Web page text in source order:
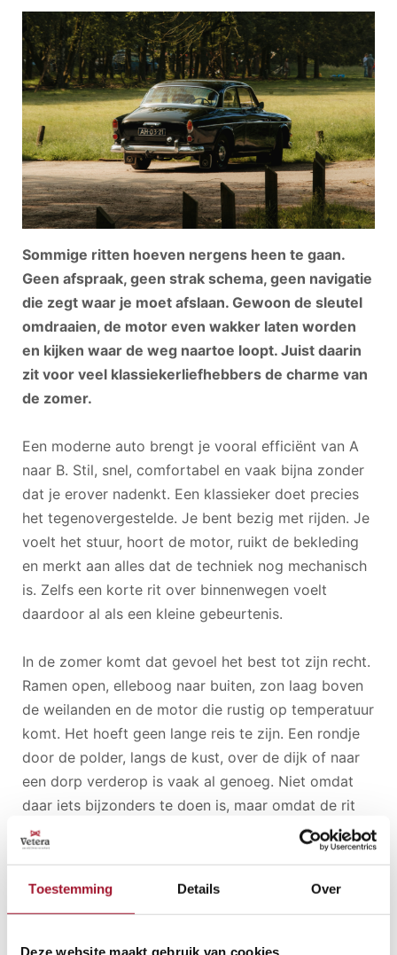
Toestemming Details Over
Deze website maakt gebruik van cookies
Sommige ritten hoeven nergens heen te gaan.
Geen afspraak, geen strak schema, geen navigatie
die zegt waar je moet afslaan. Gewoon de sleutel
omdraaien, de motor even wakker laten worden
en kijken waar de weg naartoe loopt. Juist daarin
zit voor veel klassiekerliefhebbers de charme van
de zomer.
Een moderne auto brengt je vooral efficiënt van A
naar B. Stil, snel, comfortabel en vaak bijna zonder
dat je erover nadenkt. Een klassieker doet precies
het tegenovergestelde. Je bent bezig met rijden. Je
voelt het stuur, hoort de motor, ruikt de bekleding
en merkt aan alles dat de techniek nog mechanisch
is. Zelfs een korte rit over binnenwegen voelt
daardoor al als een kleine gebeurtenis.
In de zomer komt dat gevoel het best tot zijn recht.
Ramen open, elleboog naar buiten, zon laag boven
de weilanden en de motor die rustig op temperatuur
komt. Het hoeft geen lange reis te zijn. Een rondje
door de polder, langs de kust, over de dijk of naar
een dorp verderop is vaak al genoeg. Niet omdat
daar iets bijzonders te doen is, maar omdat de rit
zelf het doel is.
Dat maakt klassiek rijden anders dan autorijden in
dat bij de auto past. Je rijdt niet omdat het moet,